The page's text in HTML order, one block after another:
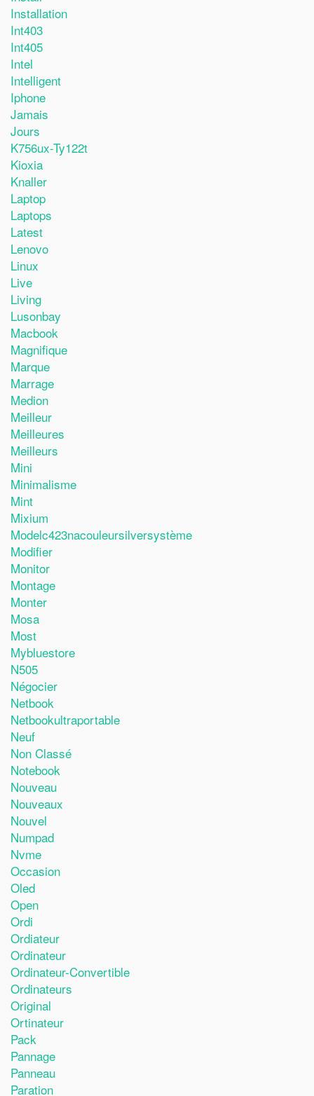
Installation
Int403
Int405
Intel
Intelligent
Iphone
Jamais
Jours
K756ux-Ty122t
Kioxia
Knaller
Laptop
Laptops
Latest
Lenovo
Linux
Live
Living
Lusonbay
Macbook
Magnifique
Marque
Marrage
Medion
Meilleur
Meilleures
Meilleurs
Mini
Minimalisme
Mint
Mixium
Modelc423nacouleursilversystème
Modifier
Monitor
Montage
Monter
Mosa
Most
Mybluestore
N505
Négocier
Netbook
Netbookultraportable
Neuf
Non Classé
Notebook
Nouveau
Nouveaux
Nouvel
Numpad
Nvme
Occasion
Oled
Open
Ordi
Ordiateur
Ordinateur
Ordinateur-Convertible
Ordinateurs
Original
Ortinateur
Pack
Pannage
Panneau
Paration